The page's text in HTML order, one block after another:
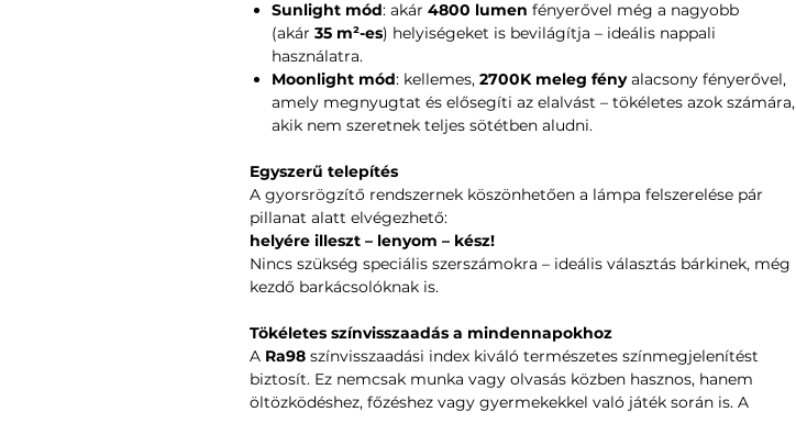
Sunlight mód: akár 4800 lumen fényerővel még a nagyobb
(akár 35 m²-es) helyiségeket is bevilágítja – ideális nappali
használatra.
Moonlight mód: kellemes, 2700K meleg fényalacsony fényerővel,
amely megnyugtat és elősegíti az elalvást – tökéletes azok számára,
akik nem szeretnek teljes sötétben aludni.
Egyszerű telepítés
A gyorsrögzítő rendszernek köszönhetően a lámpa felszerelése pár
pillanat alatt elvégezhető:
helyére illeszt – lenyom – kész!
Nincs szükség speciális szerszámokra – ideális választás bárkinek, még
kezdő barkácsolóknak is.
Tökéletes színvisszaadás a mindennapokhoz
A Ra98 színvisszaadási index kiváló természetes színmegjelenítést
biztosít. Ez nemcsak munka vagy olvasás közben hasznos, hanem
öltözködéshez, főzéshez vagy gyermekekkel való játék során is. A